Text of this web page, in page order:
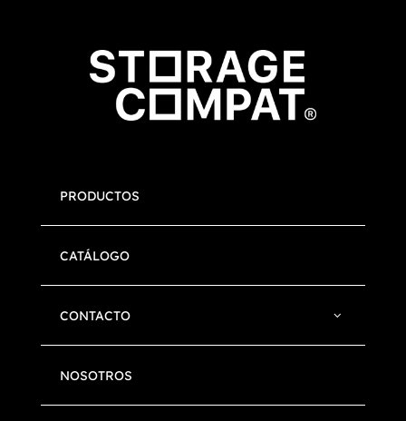
PRODUCTOS
CATÁLOGO
CONTACTO
NOSOTROS